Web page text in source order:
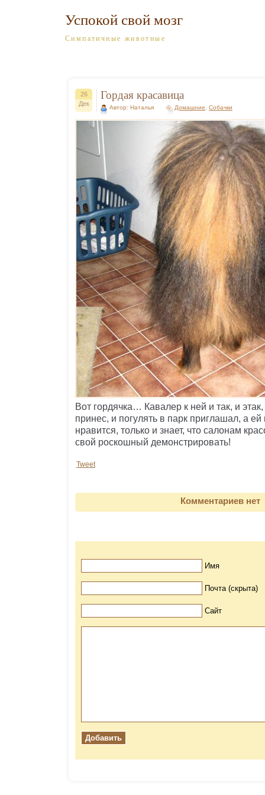
Успокой свой мозг
Симпатичные животные
26
Дек
Гордая красавица
Автор: Наталья Домашние Собачки
Вот гордячка… Кавалер к ней и так, и
принес, и погулять в парк приглашал, а ей
нравится, только и знает, что салонам
свой роскошный демонстрировать!
Tweet
Комментариев нет
Имя
Почта (скрыта)
Сайт